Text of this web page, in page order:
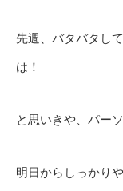
先週、バタバタし
は！
と思いきや、パー
明日からしっかりや